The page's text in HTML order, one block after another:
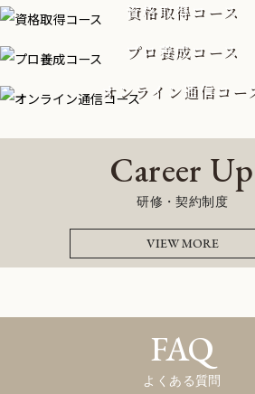
資格取得コース
プロ養成コース
オンライン通信コー
Career Up
研修・契約制度
VIEW MORE
FAQ
よくある質問